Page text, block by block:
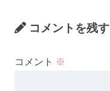
コメントを残す
コメント ※